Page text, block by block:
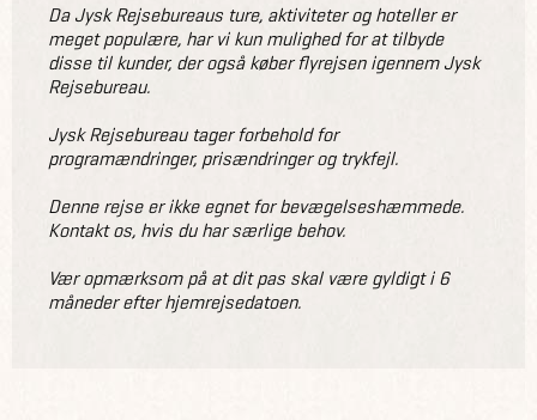
Da Jysk Rejsebureaus ture, aktiviteter og hoteller er
meget populære, har vi kun mulighed for at tilbyde
disse til kunder, der også køber flyrejsen igennem Jysk
Rejsebureau.
Jysk Rejsebureau tager forbehold for
programændringer, prisændringer og trykfejl.
Denne rejse er ikke egnet for bevægelseshæmmede.
Kontakt os, hvis du har særlige behov.
Vær opmærksom på at dit pas skal være gyldigt i 6
måneder efter hjemrejsedatoen.